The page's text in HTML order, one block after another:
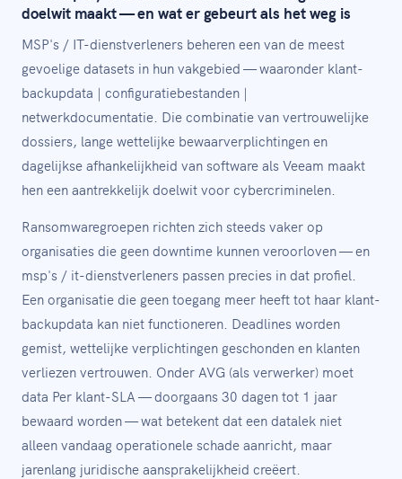
doelwit maakt — en wat er gebeurt als het weg is
MSP's / IT-dienstverleners beheren een van de meest
gevoelige datasets in hun vakgebied — waaronder klant-
backupdata | configuratiebestanden |
netwerkdocumentatie. Die combinatie van vertrouwelijke
dossiers, lange wettelijke bewaarverplichtingen en
dagelijkse afhankelijkheid van software als Veeam maakt
hen een aantrekkelijk doelwit voor cybercriminelen.
Ransomwaregroepen richten zich steeds vaker op
organisaties die geen downtime kunnen veroorloven — en
msp's / it-dienstverleners passen precies in dat profiel.
Een organisatie die geen toegang meer heeft tot haar klant-
backupdata kan niet functioneren. Deadlines worden
gemist, wettelijke verplichtingen geschonden en klanten
verliezen vertrouwen. Onder AVG (als verwerker) moet
data Per klant-SLA — doorgaans 30 dagen tot 1 jaar
bewaard worden — wat betekent dat een datalek niet
alleen vandaag operationele schade aanricht, maar
jarenlang juridische aansprakelijkheid creëert.